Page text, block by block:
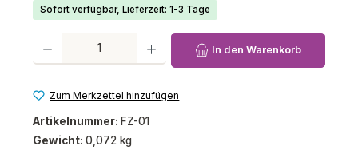
Sofort verfügbar, Lieferzeit: 1-3 Tage
Produkt Anzahl: Gib den gewünschten Wert ein oder benutze die
In den Warenkorb
Zum Merkzettel hinzufügen
Artikelnummer: FZ-01
Gewicht: 0,072 kg